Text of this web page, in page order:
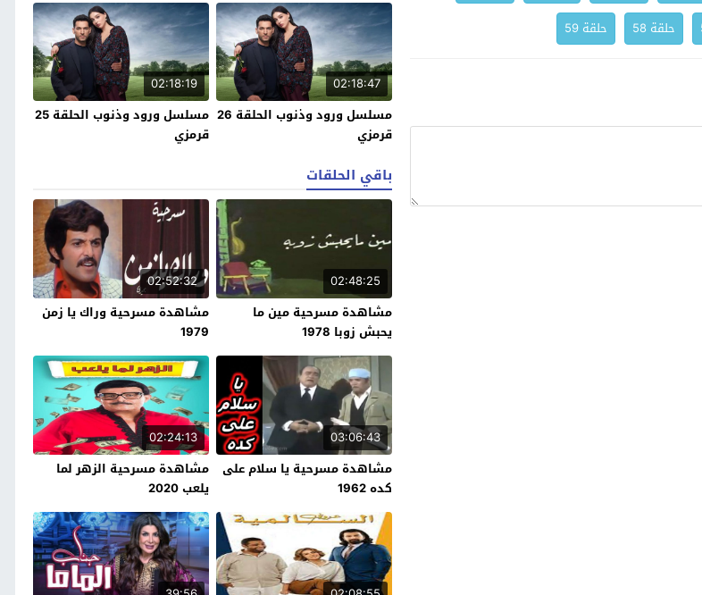
حلقة 58 حلقة 59
02:18:47
مسلسل ورود وذنوب الحلقة 26
قرمزي
02:18:19
مسلسل ورود وذنوب الحلقة 25
قرمزي
باقي الحلقات
02:48:25
مشاهدة مسرحية مين ما
يحبش زوبا 1978
02:52:32
مشاهدة مسرحية وراك يا زمن
1979
03:06:43
مشاهدة مسرحية يا سلام على
كده 1962
02:24:13
مشاهدة مسرحية الزهر لما
يلعب 2020